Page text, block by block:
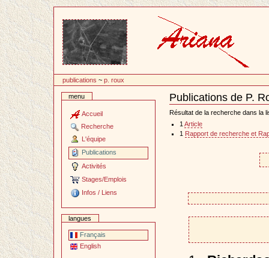
contenu
publications ~p. roux
menu
Accueil
Recherche
L'équipe
Publications
Activités
Stages/Emplois
Infos / Liens
langues
Français
English
Publications de P.
Document
Actions
Résultat de la recherche dans la
1 Article
1
Rapport de recherche et